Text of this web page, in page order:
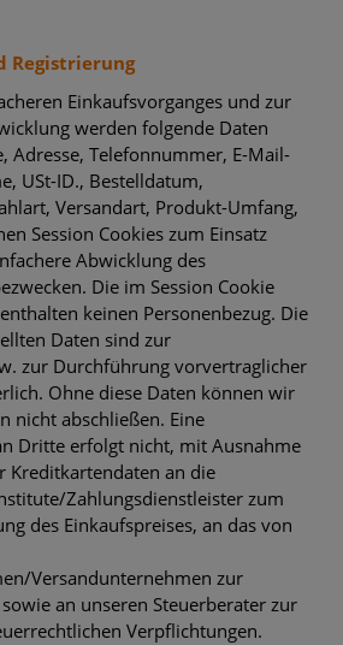
Registrierung
Einkaufsvorganges und zur
werden folgende Daten
Adresse, Telefonnummer, E-Mail-
USt-ID., Bestelldatum,
Versandart, Produkt-Umfang,
Session Cookies zum Einsatz
Abwicklung des
Die im Session Cookie
keinen Personenbezug. Die
Daten sind zur
zur Durchführung vorvertraglicher
Ohne diese Daten können wir
nicht abschließen. Eine
Dritte erfolgt nicht, mit Ausnahme
Kreditkartendaten an die
Zahlungsdienstleister zum
des Einkaufspreises, an das von
Versandunternehmen zur
an unseren Steuerberater zur
Verpflichtungen.